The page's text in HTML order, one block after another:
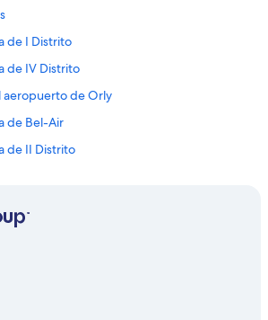
de I Distrito
de IV Distrito
aeropuerto de Orly
de Bel-Air
de II Distrito